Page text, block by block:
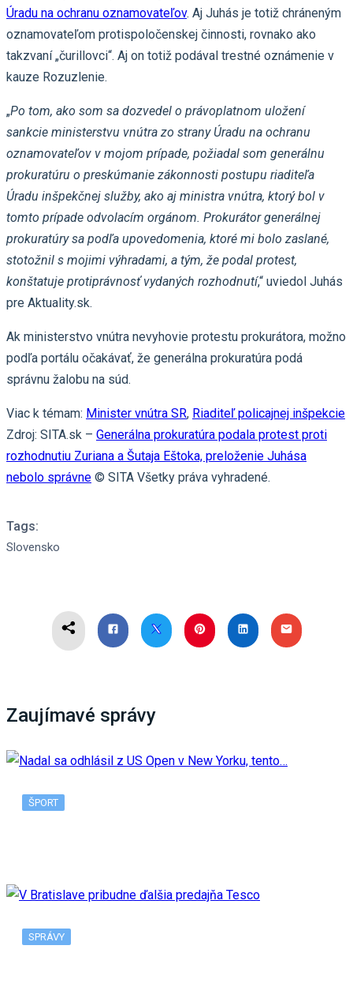
Úradu na ochranu oznamovateľov. Aj Juhás je totiž chráneným
oznamovateľom protispoločenskej činnosti, rovnako ako
takzvaní „čurillovci“. Aj on totiž podával trestné oznámenie v
kauze Rozuzlenie.
„Po tom, ako som sa dozvedel o právoplatnom uložení
sankcie ministerstvu vnútra zo strany Úradu na ochranu
oznamovateľov v mojom prípade, požiadal som generálnu
prokuratúru o preskúmanie zákonnosti postupu riaditeľa
Úradu inšpekčnej služby, ako aj ministra vnútra, ktorý bol v
tomto prípade odvolacím orgánom. Prokurátor generálnej
prokuratúry sa podľa upovedomenia, ktoré mi bolo zaslané,
stotožnil s mojimi výhradami, a tým, že podal protest,
konštatuje protiprávnosť vydaných rozhodnutí,“ uviedol Juhás
pre Aktuality.sk.
Ak ministerstvo vnútra nevyhovie protestu prokurátora, možno
podľa portálu očakávať, že generálna prokuratúra podá
správnu žalobu na súd.
Viac k témam: Minister vnútra SR, Riaditeľ policajnej inšpekcie
Zdroj: SITA.sk – Generálna prokuratúra podala protest proti
rozhodnutiu Zuriana a Šutaja Eštoka, preloženie Juhása
nebolo správne © SITA Všetky práva vyhradené.
Tags:
Slovensko
Zaujímavé správy
ŠPORT
SPRÁVY